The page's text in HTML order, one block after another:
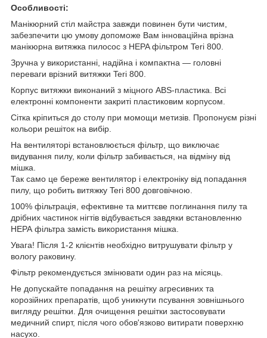
Особливості:
Манікюрний стіл майстра завжди повинен бути чистим,
забезпечити цю умову допоможе Вам інноваційна врізна
манікюрна витяжка пилосос з HEPA фільтром Teri 800.
Зручна у використанні, надійна і компактна — головні
переваги врізний витяжки Teri 800.
Корпус витяжки виконаний з міцного ABS-пластика. Всі
електронні компоненти закриті пластиковим корпусом.
Сітка кріпиться до столу при момощи метизів. Пропонуєм різні
кольори решіток на вибір.
На вентиляторі встановлюється фільтр, що виключає
видування пилу, коли фільтр забивається, на відміну від
мішка.
Так само це береже вентилятор і електроніку від попадання
пилу, що робить витяжку Teri 800 довговічною.
100% фільтрація, ефективне та миттєве поглинання пилу та
дрібних частинок нігтів відбувається завдяки встановленню
НЕРА фільтра замість використання мішка.
Увага! Після 1-2 клієнтів необхідно витрушувати фільтр у
вологу раковину.
Фільтр рекомендується змінювати один раз на місяць.
Не допускайте попадання на решітку агресивних та
корозійних препаратів, щоб уникнути псування зовнішнього
вигляду решітки. Для очищення решітки застосовувати
медичний спирт, після чого обов'язково витирати поверхню
насухо.